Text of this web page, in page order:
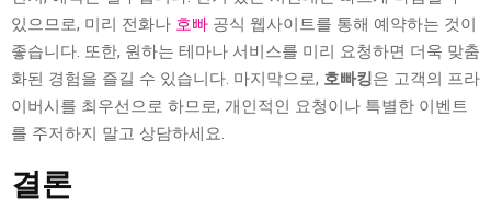
있으므로, 미리 전화나 호빠 공식 웹사이트를 통해 예약하는 것이
좋습니다. 또한, 원하는 테마나 서비스를 미리 요청하면 더욱 맞춤
화된 경험을 즐길 수 있습니다. 마지막으로, 호빠킹은 고객의 프라
이버시를 최우선으로 하므로, 개인적인 요청이나 특별한 이벤트
를 주저하지 말고 상담하세요.
결론